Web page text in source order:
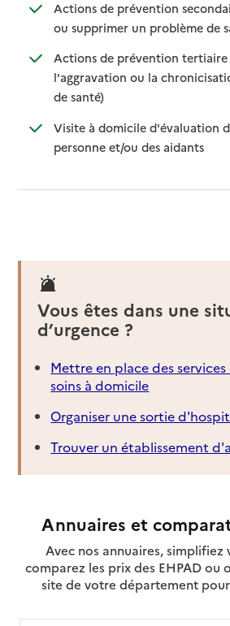
Actions de prévention
ou supprimer un problème de
Actions de prévention
l'aggravation ou la
de santé): disponible
: non disponible
Visite à domicile d'évaluation
personne et/ou des aidants
:
: non
Vous êtes dans une
d’urgence ?
Mettre en place des
soins à domicile
Organiser une sortie
Trouver un établissement
Annuaires et
Avec nos annuaires, simplifiez
comparez les prix des EHPAD ou
site de votre département